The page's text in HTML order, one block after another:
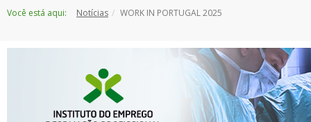
paraVocê está aqui: Notícias WORK IN PORTUGAL 2025